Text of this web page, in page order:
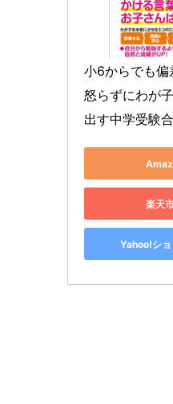
小6からでも偏
怒らずにわが
出す中学受験
楽天
Yahoo!シ